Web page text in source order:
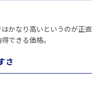
かなり高いというのが正直
できる価格。
さ